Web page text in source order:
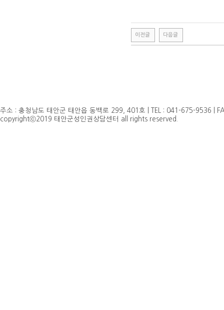
이전글 다음글
주소 : 충청남도 태안군 태안읍 동백로 299, 401호 | TEL : 041-675-9536 |
copyrightⓒ2019 태안군성인권상담센터 all rights reserved.